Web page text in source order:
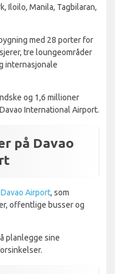
Iloilo, Manila, Tagbilaran,
med 28 porter for
tre loungeområder
internasjonale
og 1,6 millioner
International Airport.
på Davao
Airport, som
offentlige busser og
planlegge sine